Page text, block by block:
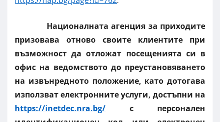
Националната агенция за приходите
призовава отново своите клиентите при
възможност да отложат посещенията си в
офис на ведомството до преустановяването
на извънредното положение, като дотогава
използват електронните услуги, достъпни на
https://inetdec.nra.bg/
с персонален